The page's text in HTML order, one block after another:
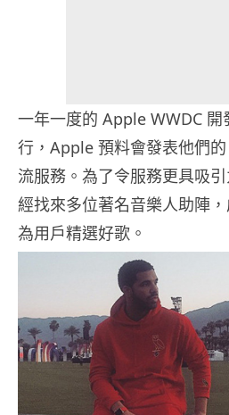
一年一度的 Apple WWDC
行，Apple 預料會發表他們
流服務。為了令服務更具吸
經找來多位著名音樂人助陣，
為用戶精選好歌。